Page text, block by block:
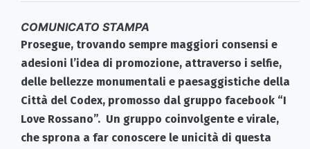
COMUNICATO STAMPA
Prosegue, trovando sempre maggiori consensi e
adesioni l’idea di promozione, attraverso i selfie,
delle bellezze monumentali e paesaggistiche della
Città del Codex, promosso dal gruppo facebook “I
Love Rossano”. Un gruppo coinvolgente e virale,
che sprona a far conoscere le unicità di questa